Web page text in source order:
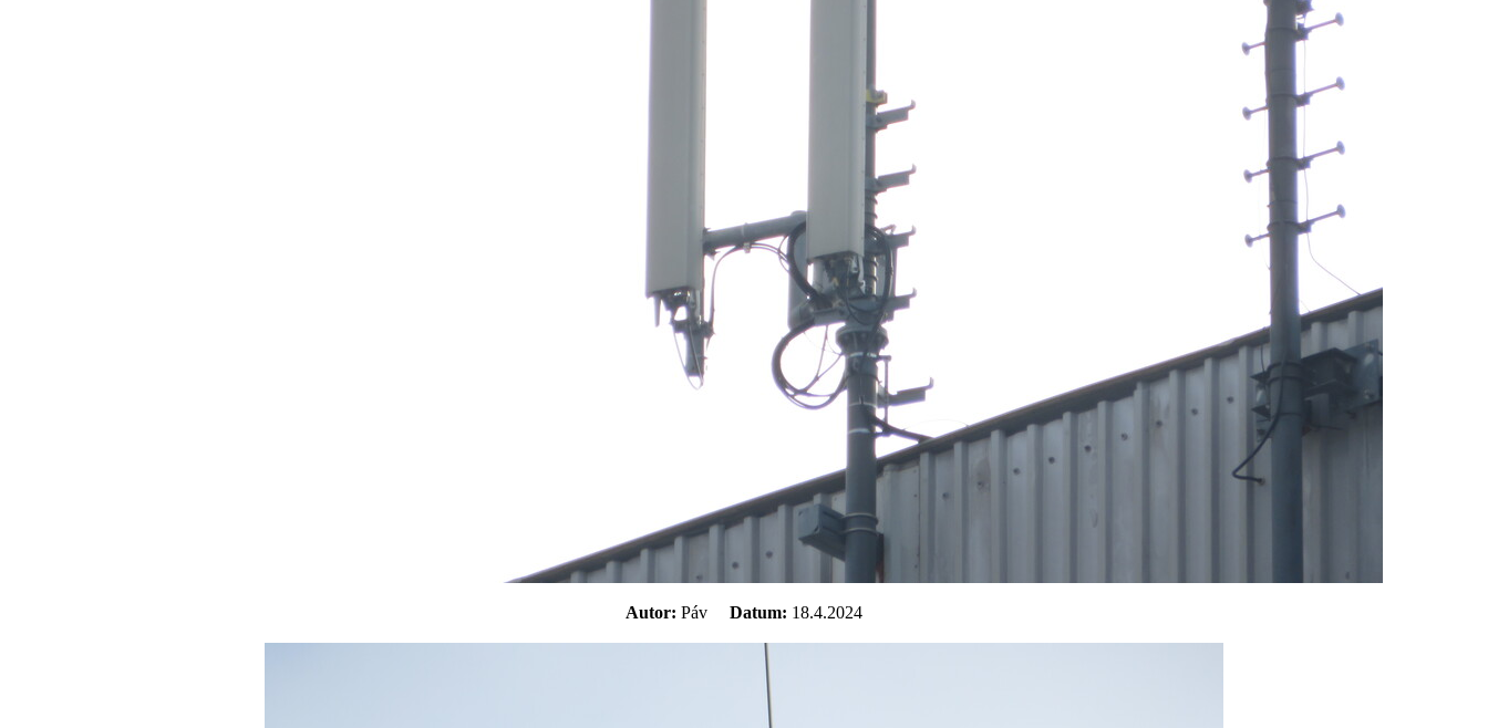
Autor: Páv Datum: 18.4.2024